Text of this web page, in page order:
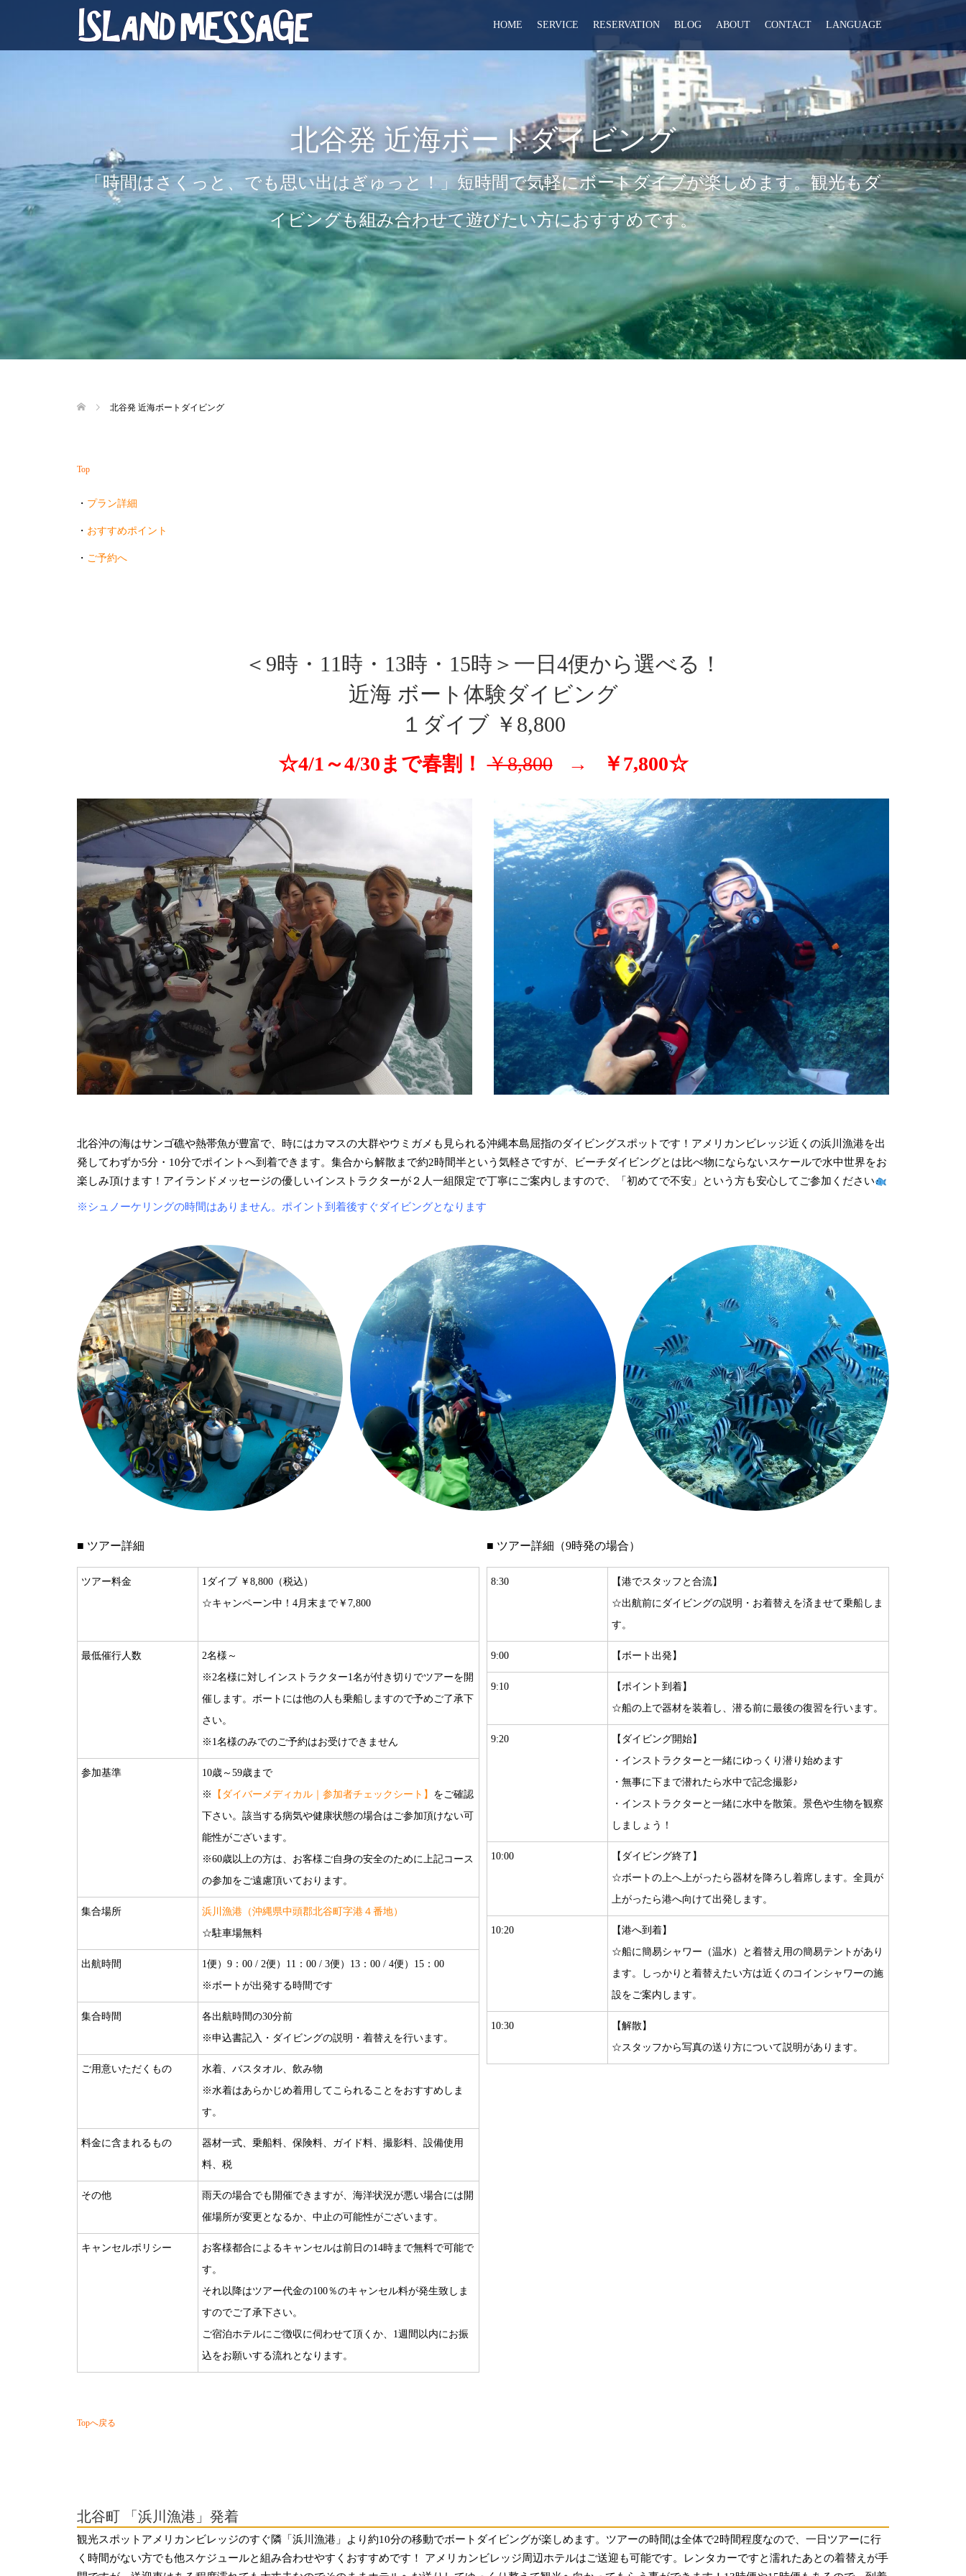
HOME SERVICE RESERVATION BLOG ABOUT CONTACT LANGUAGE
北谷発 近海ボートダイビング
「時間はさくっと、でも思い出はぎゅっと！」短時間で気軽にボートダイブが楽しめます。観光もダ
イビングも組み合わせて遊びたい方におすすめです。
北谷発 近海ボートダイビング
Top
・ プラン詳細
・ おすすめポイント
・ ご予約へ
＜9時・11時・13時・15時＞一日4便から選べる！
近海 ボート体験ダイビング
１ダイブ ￥8,800
☆4/1～4/30まで春割！￥8,800→ ￥7,800☆
北谷沖の海はサンゴ礁や熱帯魚が豊富で、時にはカマスの大群やウミガメも見られる沖縄本島屈指のダイビングスポットです！アメリカンビレッジ近くの浜川漁港を出
発してわずか5分・10分でポイントへ到着できます。集合から解散まで約2時間半という気軽さですが、ビーチダイビングとは比べ物にならないスケールで水中世界をお
楽しみ頂けます！アイランドメッセージの優しいインストラクターが２人一組限定で丁寧にご案内しますので、「初めてで不安」という方も安心してご参加ください
※シュノーケリングの時間はありません。ポイント到着後すぐダイビングとなります
■ ツアー詳細
ツアー料金
1ダイブ ￥8,800（税込）
☆キャンペーン中！4月末まで￥7,800
最低催行人数
2名様～
※2名様に対しインストラクター1名が付き切りでツアーを開
催します。ボートには他の人も乗船しますので予めご了承下
さい。
※1名様のみでのご予約はお受けできません
参加基準
10歳～59歳まで
※
【ダイバーメディカル｜参加者チェックシート】 をご確認
下さい。該当する病気や健康状態の場合はご参加頂けない可
能性がございます。
※60歳以上の方は、お客様ご自身の安全のために上記コース
の参加をご遠慮頂いております。
集合場所
浜川漁港（沖縄県中頭郡北谷町字港４番地）
☆駐車場無料
出航時間
1便）9：00 / 2便）11：00 / 3便）13：00 / 4便）15：00
※ボートが出発する時間です
集合時間
各出航時間の30分前
※申込書記入・ダイビングの説明・着替えを行います。
ご用意いただくもの
水着、バスタオル、飲み物
※水着はあらかじめ着用してこられることをおすすめしま
す。
料金に含まれるもの
器材一式、乗船料、保険料、ガイド料、撮影料、設備使用
料、税
その他
雨天の場合でも開催できますが、海洋状況が悪い場合には開
催場所が変更となるか、中止の可能性がございます。
キャンセルポリシー
お客様都合によるキャンセルは前日の14時まで無料で可能で
す。
それ以降はツアー代金の100％のキャンセル料が発生致しま
すのでご了承下さい。
ご宿泊ホテルにご徴収に伺わせて頂くか、1週間以内にお振
込をお願いする流れとなります。
■ ツアー詳細（9時発の場合）
8:30
【港でスタッフと合流】
☆出航前にダイビングの説明・お着替えを済ませて乗船しま
す。
9:00 【ボート出発】
9:10
【ポイント到着】
☆船の上で器材を装着し、潜る前に最後の復習を行います。
9:20
【ダイビング開始】
・インストラクターと一緒にゆっくり潜り始めます
・無事に下まで潜れたら水中で記念撮影♪
・インストラクターと一緒に水中を散策。景色や生物を観察
しましょう！
10:00
【ダイビング終了】
☆ボートの上へ上がったら器材を降ろし着席します。全員が
上がったら港へ向けて出発します。
10:20
【港へ到着】
☆船に簡易シャワー（温水）と着替え用の簡易テントがあり
ます。しっかりと着替えたい方は近くのコインシャワーの施
設をご案内します。
10:30
【解散】
☆スタッフから写真の送り方について説明があります。
Topへ戻る
北谷町 「浜川漁港」発着
観光スポットアメリカンビレッジのすぐ隣「浜川漁港」より約10分の移動でボートダイビングが楽しめます。ツアーの時間は全体で2時間程度なので、一日ツアーに行
く時間がない方でも他スケジュールと組み合わせやすくおすすめです！ アメリカンビレッジ周辺ホテルはご送迎も可能です。レンタカーですと濡れたあとの着替えが手